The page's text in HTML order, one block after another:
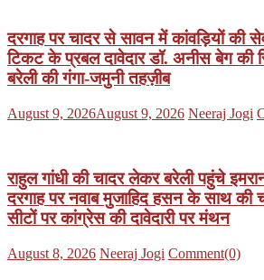
दरगाह पर चादर से सावन में कांवड़ियों
टिकट के प्रबल दावेदार डॉ. अनीस बेग की
बरेली की गंगा-जमुनी तहज़ीब
Posted
August 9, 2026August 9, 2026 Author
Neeraj Jogi
राहुल गांधी की चादर लेकर बरेली पहुंचे
दरगाह पर नवाब मुजाहिद हसन के साथ की
सीटों पर कांग्रेस की दावेदारी पर मंथन
Posted
August 8, 2026 Author
Neeraj Jogi Comment(0)